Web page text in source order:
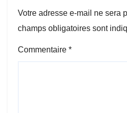
Votre adresse e-mail ne sera
champs obligatoires sont
Commentaire *